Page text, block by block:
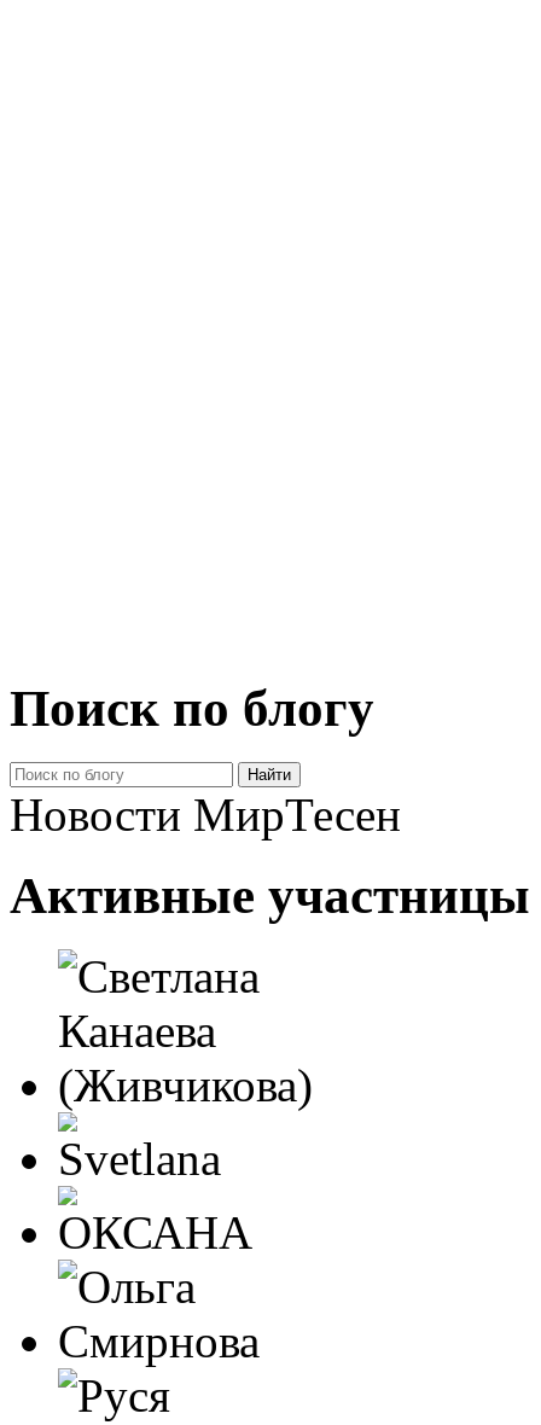
Поиск по блогу
Новости МирТесен
Активные участницы